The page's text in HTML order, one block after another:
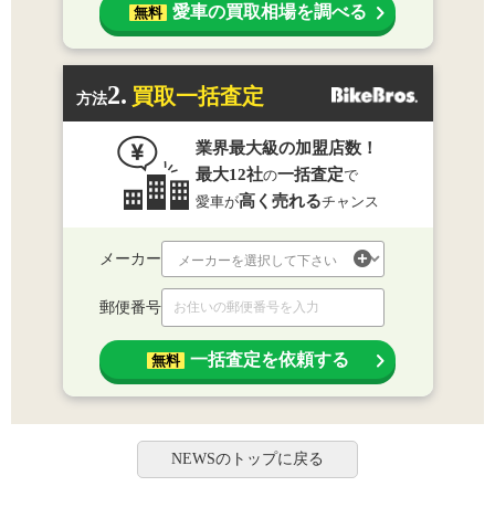
無料 愛車の買取相場を調べる
方法2. 買取一括査定
業界最大級の加盟店数！
最大12社の一括査定で
愛車が高く売れるチャンス
メーカー
郵便番号
無料 一括査定を依頼する
NEWSのトップに戻る